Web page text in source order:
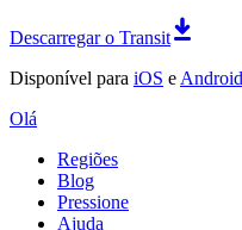
Descarregar o Transit
Disponível para iOS e Android
Olá
Regiões
Blog
Pressione
Ajuda